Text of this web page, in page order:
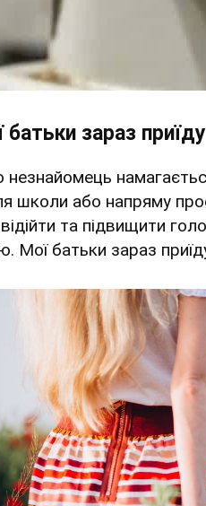
батьки зараз
школи або напряму
та підвищити
Мої батьки зараз